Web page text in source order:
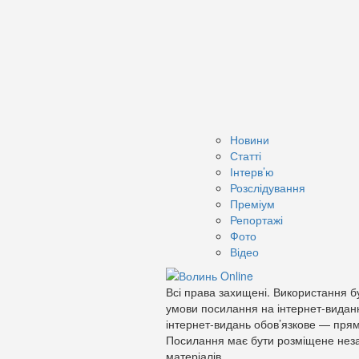
Новини
Статті
Інтерв’ю
Розслідування
Преміум
Репортажі
Фото
Відео
Всі права захищені. Використання
умови посилання на інтернет-
інтернет-видань обов’язкове —
Посилання має бути розміщене